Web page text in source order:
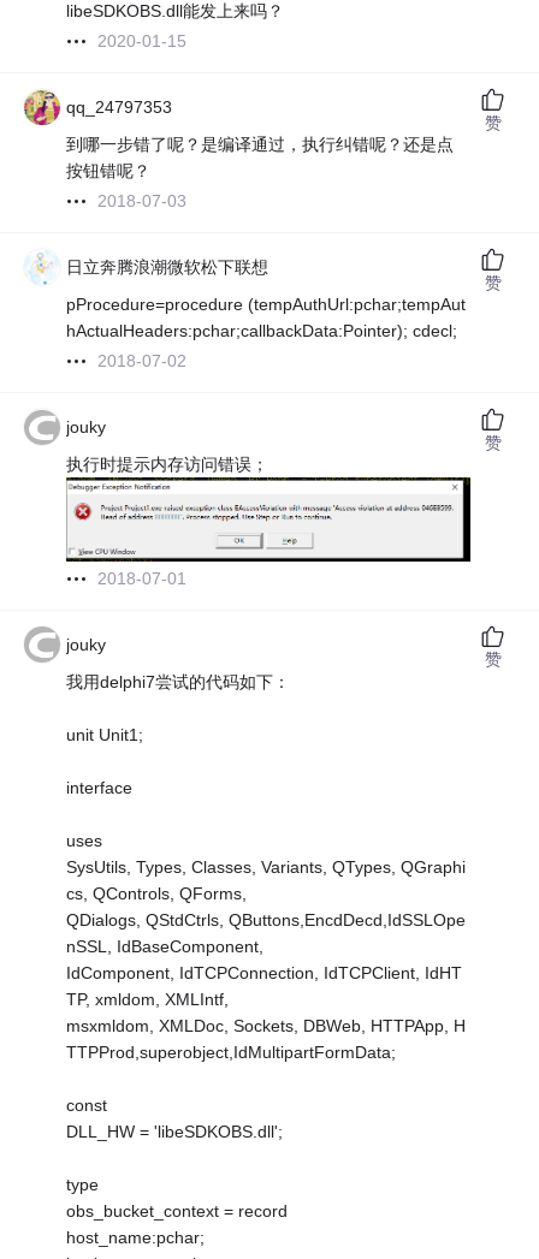
libeSDKOBS.dll能发上来吗？
2020-01-15
qq_24797353
到哪一步错了呢？是编译通过，执行纠错呢？还是点
按钮错呢？
2018-07-03
赞
日立奔腾浪潮微软松下联想
pProcedure=procedure (tempAuthUrl:pchar;tempAut
hActualHeaders:pchar;callbackData:Pointer); cdecl;
2018-07-02
赞
jouky
执行时提示内存访问错误；
2018-07-01
赞
jouky
我用delphi7尝试的代码如下：
unit Unit1;
interface
uses
SysUtils, Types, Classes, Variants, QTypes, QGraphi
cs, QControls, QForms,
QDialogs, QStdCtrls, QButtons,EncdDecd,IdSSLOpe
nSSL, IdBaseComponent,
IdComponent, IdTCPConnection, IdTCPClient, IdHT
TP, xmldom, XMLIntf,
msxmldom, XMLDoc, Sockets, DBWeb, HTTPApp, H
TTPProd,superobject,IdMultipartFormData;
const
DLL_HW = 'libeSDKOBS.dll';
type
obs_bucket_context = record
host_name:pchar;
赞